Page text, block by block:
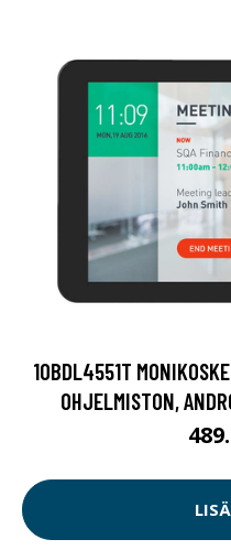
10BDL4551T
OHJELMISTON,